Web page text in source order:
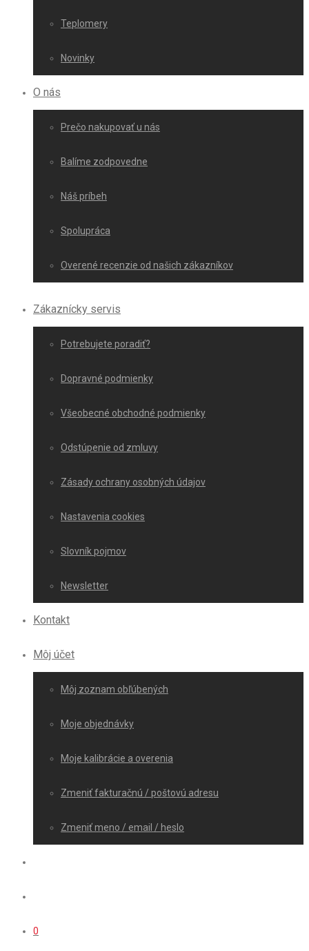
Teplomery
Novinky
O nás
Prečo nakupovať u nás
Balíme zodpovedne
Náš príbeh
Spolupráca
Overené recenzie od našich zákazníkov
Zákaznícky servis
Potrebujete poradiť?
Dopravné podmienky
Všeobecné obchodné podmienky
Odstúpenie od zmluvy
Zásady ochrany osobných údajov
Nastavenia cookies
Slovník pojmov
Newsletter
Kontakt
Môj účet
Môj zoznam obľúbených
Moje objednávky
Moje kalibrácie a overenia
Zmeniť fakturačnú / poštovú adresu
Zmeniť meno / email / heslo
0